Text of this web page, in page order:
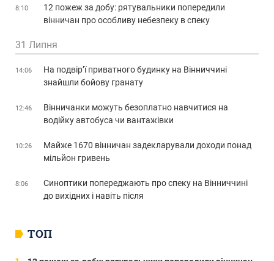
ТОП
8:10
12 пожеж за добу: рятувальники попередили
вінничан про особливу небезпеку в спеку
31 Липня
14:06
На подвір’ї приватного будинку на Вінниччині
знайшли бойову гранату
12:46
Вінничанки можуть безоплатно навчитися на
водійку автобуса чи вантажівки
10:26
Майже 1670 вінничан задекларували доходи понад
мільйон гривень
8:06
Синоптики попереджають про спеку на Вінниччині
до вихідних і навіть після